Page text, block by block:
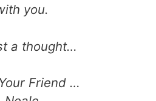
you.
a thought…
Friend …